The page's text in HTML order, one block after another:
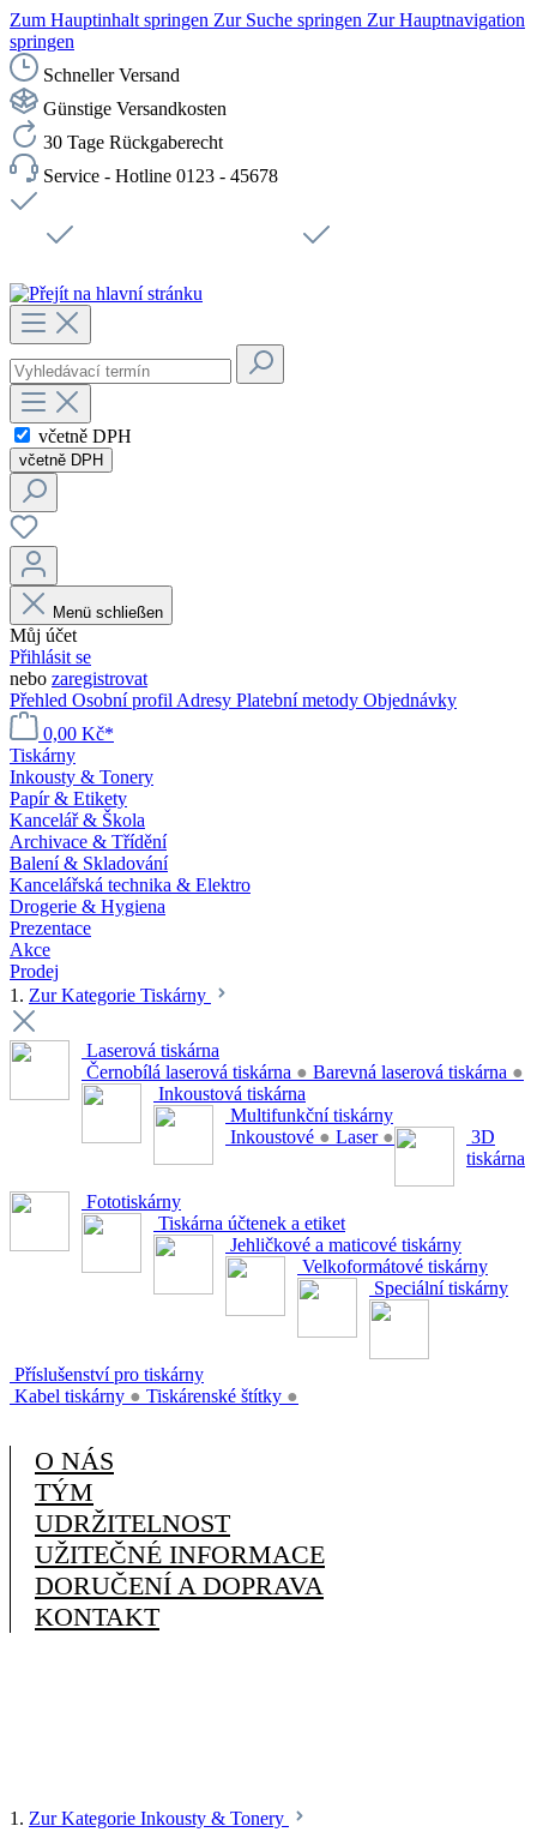
Zum Hauptinhalt springen Zur Suche springen Zur Hauptnavigation
springen
Schneller Versand
Günstige Versandkosten
30 Tage Rückgaberecht
Service - Hotline 0123 - 45678
včetně DPH
včetně DPH
Menü schließen
Můj účet
Přihlásit se
nebo zaregistrovat
Přehled Osobní profil Adresy Platební metody Objednávky
0,00 Kč*
Tiskárny
Inkousty & Tonery
Papír & Etikety
Kancelář & Škola
Archivace & Třídění
Balení & Skladování
Kancelářská technika & Elektro
Drogerie & Hygiena
Prezentace
Akce
Prodej
1. Zur Kategorie Tiskárny
Laserová tiskárna
Černobílá laserová tiskárna ● Barevná laserová tiskárna ●
Inkoustová tiskárna
Multifunkční tiskárny
Inkoustové ● Laser ●
3D
tiskárna
Fototiskárny
Tiskárna účtenek a etiket
Jehličkové a maticové tiskárny
Velkoformátové tiskárny
Speciální tiskárny
Příslušenství pro tiskárny
Kabel tiskárny ● Tiskárenské štítky ●
O NÁS
TÝM
UDRŽITELNOST
UŽITEČNÉ INFORMACE
DORUČENÍ A DOPRAVA
KONTAKT
1. Zur Kategorie Inkousty & Tonery